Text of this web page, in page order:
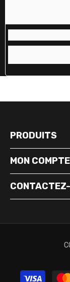
PRODUITS
MON COMPTE